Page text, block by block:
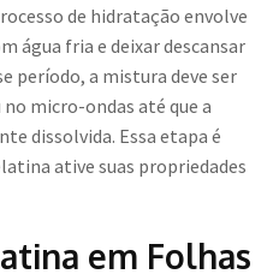
de hidratação envolve
água fria e deixar descansar
período, a mistura deve ser
micro-ondas até que a
dissolvida. Essa etapa é
ative suas propriedades
em Folhas